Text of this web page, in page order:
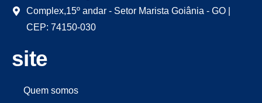
Complex,15º andar - Setor Marista Goiânia - GO |
CEP: 74150-030
site
Quem somos